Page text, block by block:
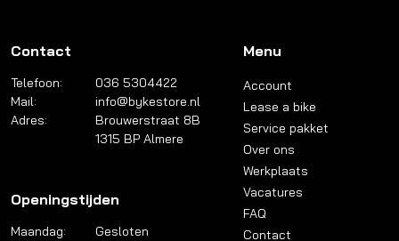
Contact
Telefoon:
036 5304422
Mail:
info@bykestore.nl
Adres:
Brouwerstraat 8B
1315 BP Almere
Openingstijden
Maandag:
Gesloten
Menu
Account
Lease a bike
Service pakket
Over ons
Werkplaats
Vacatures
FAQ
Contact